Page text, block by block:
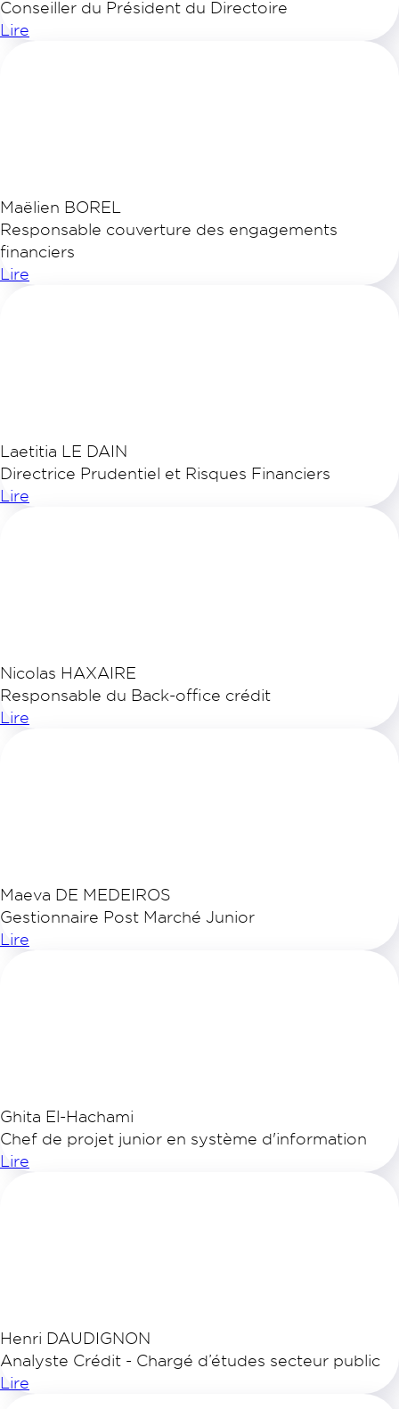
Conseiller du Président du Directoire
Lire
Maëlien BOREL
Responsable couverture des engagements
financiers
Lire
Laetitia LE DAIN
Directrice Prudentiel et Risques Financiers
Lire
Nicolas HAXAIRE
Responsable du Back-office crédit
Lire
Maeva DE MEDEIROS
Gestionnaire Post Marché Junior
Lire
Ghita El-Hachami
Chef de projet junior en système d'information
Lire
Henri DAUDIGNON
Analyste Crédit - Chargé d’études secteur public
Lire